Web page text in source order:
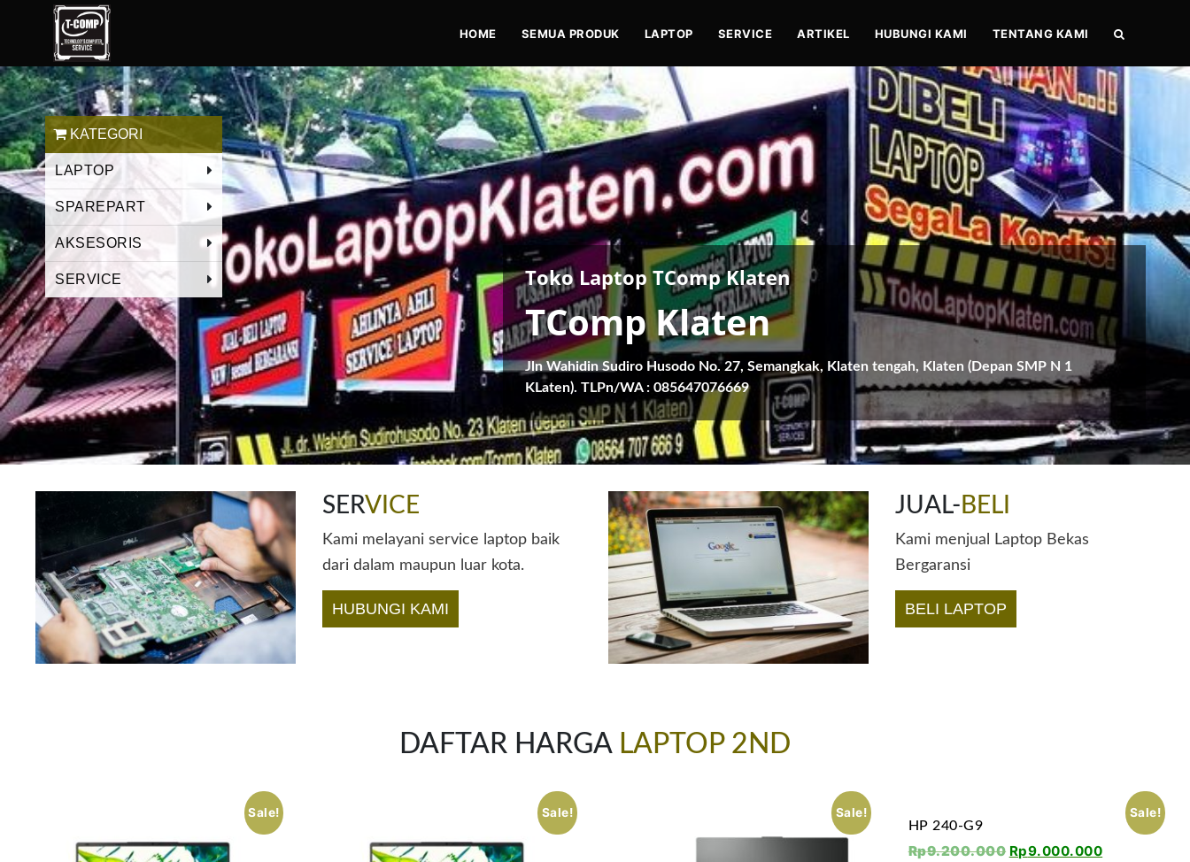
TENTANG KAMI
HUBUNGI KAMI
ARTIKEL
SERVICE
LAPTOP
SEMUA PRODUK
HOME
Toko Laptop TComp Klaten
TComp Klaten
Jln Wahidin Sudiro Husodo No. 27, Semangkak, Klaten tengah, Klaten (Depan SMP N 1
KLaten). TLPn/WA : 085647076669
KATEGORI
LAPTOP
SPAREPART
AKSESORIS
SERVICE
SERVICE
Kami melayani service laptop baik
dari dalam maupun luar kota.
HUBUNGI KAMI
JUAL- BELI
Kami menjual Laptop Bekas
Bergaransi
BELI LAPTOP
DAFTAR HARGA LAPTOP 2ND
Sale! Sale! Sale!
Sale!
HP 240-G9
Rp9.200.000 Rp9.000.000